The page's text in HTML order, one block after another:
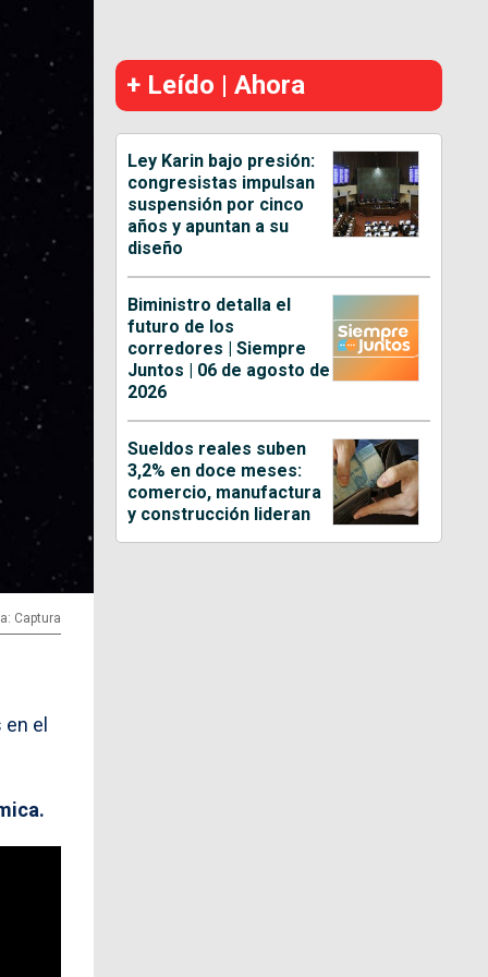
Captura
el
+ Leído | Ahora
Ley Karin bajo presión:
congresistas impulsan
suspensión por cinco
años y apuntan a su
diseño
Biministro detalla el
futuro de los
corredores | Siempre
Juntos | 06 de agosto de
2026
Sueldos reales suben
3,2% en doce meses:
comercio, manufactura
y construcción lideran